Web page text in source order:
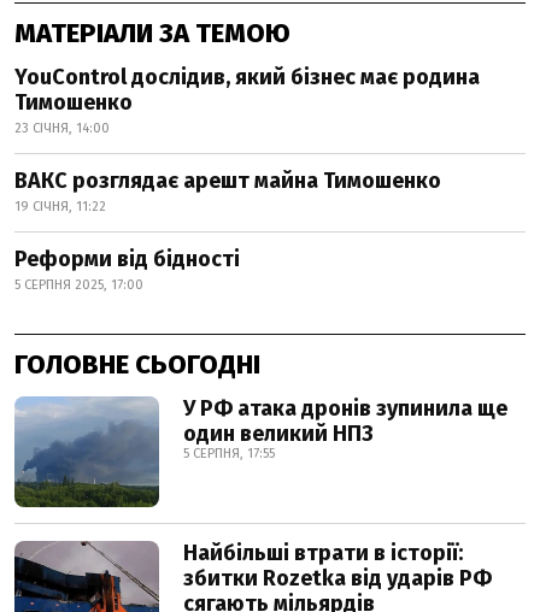
МАТЕРІАЛИ ЗА ТЕМОЮ
YouControl дослідив, який бізнес має родина
Тимошенко
23 СІЧНЯ, 14:00
ВАКС розглядає арешт майна Тимошенко
19 СІЧНЯ, 11:22
Реформи від бідності
5 СЕРПНЯ 2025, 17:00
ГОЛОВНЕ СЬОГОДНІ
У РФ атака дронів зупинила ще
один великий НПЗ
5 СЕРПНЯ, 17:55
Найбільші втрати в історії:
збитки Rozetka від ударів РФ
сягають мільярдів